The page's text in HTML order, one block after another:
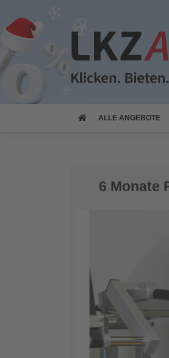
(CURRENT)
ALLE ANGEBOTE
6 Monate